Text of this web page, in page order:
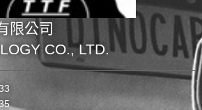
限公司
CO., LTD.